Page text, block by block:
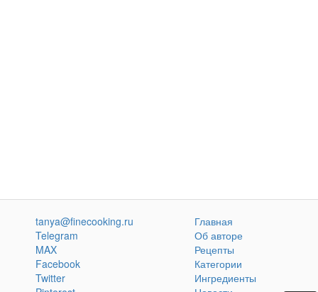
tanya@finecooking.ru
Telegram
MAX
Facebook
Twitter
Главная
Об авторе
Рецепты
Категории
Ингредиенты